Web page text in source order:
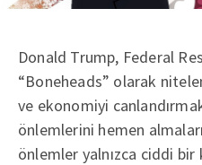
Donald Trump, Federal
“Boneheads” olarak
ve ekonomiyi
önlemlerini hemen
önlemler yalnızca ciddi bir